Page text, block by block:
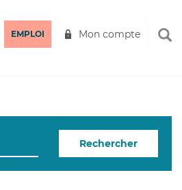
EMPLOI Mon compte
Rechercher